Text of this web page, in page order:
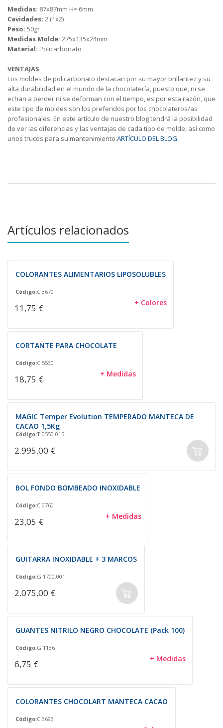
Medidas: 87x87mm H= 6mm
Cavidades: 2 (1x2)
Peso: 50gr
Medidas Molde: 275x135x24mm
Material: Policarbonato
VENTAJAS
Los moldes de policarbonato destacan por su mayor brillantez y su
alta durabilidad en el mundo de la chocolatería, puesto que, ni se
echan a perder ni se deforman con el tiempo, es por esta razón, que
este tipo de moldes son los preferidos por los chocolateros/as
profesionales. En este artículo de nuestro blog tendrá la posibilidad
de ver las diferencias y las ventajas de cada tipo de molde, así como
unos trucos para su mantenimiento:ARTÍCULO DEL BLOG.
Artículos relacionados
COLORANTES ALIMENTARIOS LIPOSOLUBLES
Código:C 3670
11,75 € + Colores
CORTANTE PARA CHOCOLATE
Código:C 5530
18,75 € + Medidas
MAGIC Temper Evolution TEMPERADO MANTECA DE
CACAO 1,5Kg
Código:T 0550.015
2.995,00 €
BOL FONDO BOMBEADO INOXIDABLE
Código:C 0760
23,05 € + Medidas
GUITARRA INOXIDABLE + 3 MARCOS
Código:G 1700.001
2.075,00 €
GUANTES NITRILO NEGRO CHOCOLATE (Pack 100)
Código:G 1136
6,75 € + Medidas
COLORANTES CHOCOLART MANTECA CACAO
Código:C 3693